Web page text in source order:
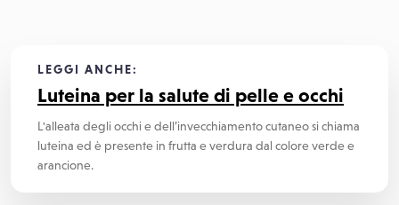
LEGGI ANCHE:
Luteina per la salute di pelle e occhi
L'alleata degli occhi e dell’invecchiamento cutaneo si chiama
luteina ed è presente in frutta e verdura dal colore verde e
arancione.